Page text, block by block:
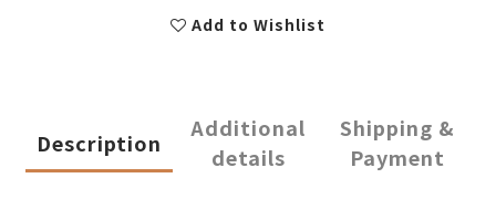
Add to Wishlist
Description
Additional
details
Shipping &
Payment